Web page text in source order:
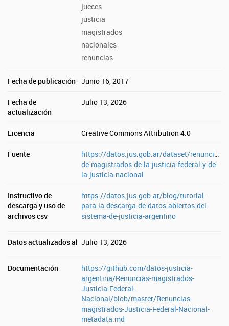
jueces
justicia
magistrados
nacionales
renuncias
Fecha de publicación Junio 16, 2017
Fecha de
actualización
Julio 13, 2026
Licencia Creative Commons Attribution 4.0
Fuente
https://datos.jus.gob.ar/dataset/renuncias-
de-magistrados-de-la-justicia-federal-y-de-
la-justicia-nacional
Instructivo de
descarga y uso de
archivos csv
https://datos.jus.gob.ar/blog/tutorial-
para-la-descarga-de-datos-abiertos-del-
sistema-de-justicia-argentino
Datos actualizados al Julio 13, 2026
Documentación
https://github.com/datos-justicia-
argentina/Renuncias-magistrados-
Justicia-Federal-
Nacional/blob/master/Renuncias-
magistrados-Justicia-Federal-Nacional-
metadata.md